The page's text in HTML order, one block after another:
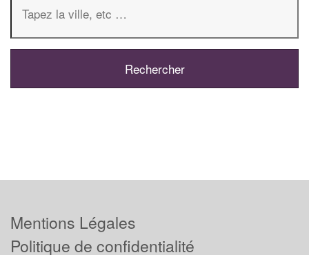
Mentions Légales
Politique de confidentialité